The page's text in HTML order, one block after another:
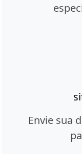
Envie sua